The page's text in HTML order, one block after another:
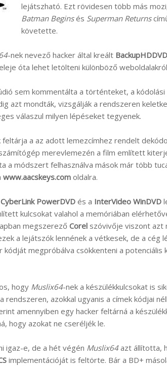
lejátszható. Ezt rövidesen több más
Batman Beginsés Superman Returns
követette.
-nek nevező hacker által kreált BackupHDDVD
óta lehet letölteni különböző
sem kommentálta a történteket, a
azt mondták, vizsgálják a rendszeren
válaszul milyen lépéseket tegyenek.
feltárja a az adott lemezcímhez rendelt
merevlemezén a film említett
a módszert felhasználva mások már több
www.aacskeys.com oldalra.
CyberLink PowerDVD és a InterVideo WinDVD
kulcsokat valahol a memóriában
megszerezőCorel szóvivője viszont azt
a lejátszók lennének a vétkesek, de a cég
megpróbálva csökkenteni a potenciális
hogy Muslix64-nek a készülékkulcsokat is
azokkal ugyanis a címek kódjai
amennyiben egy hacker feltárná a
hogy azokat ne cseréljék le.
igaz-e, de a hét végén Muslix64azt állította,
implementációját is feltörte. Bár a BD+